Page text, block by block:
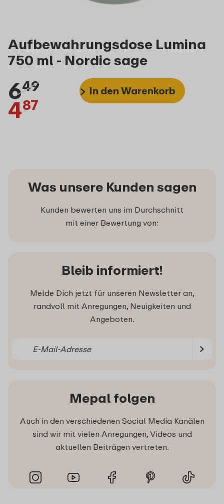
Aufbewahrungsdose Lumina
750 ml - Nordic sage
649
487
In den Warenkorb
Was unsere Kunden sagen
Kunden bewerten uns im Durchschnitt
mit einer Bewertung von:
Bleib informiert!
Melde Dich jetzt für unseren Newsletter an,
randvoll mit Anregungen, Neuigkeiten und
Angeboten.
Mepal folgen
Auch in den verschiedenen Social Media Kanälen
sind wir mit vielen Anregungen, Videos und
aktuellen Beiträgen vertreten.